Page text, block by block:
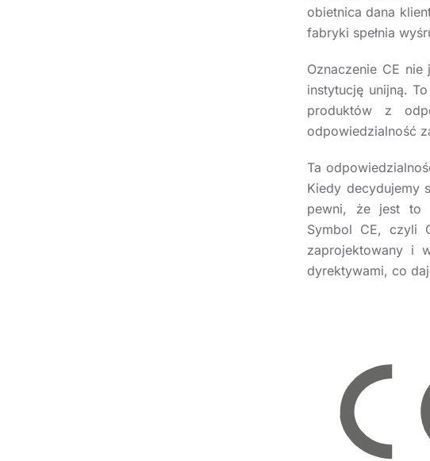
obietnica dana
fabryki spełnia
Oznaczenie CE
instytucję unijną.
produktów z
odpowiedzialność
Ta
Kiedy decydujemy
pewni, że jest to
Symbol CE, czyli
zaprojektowany i
dyrektywami, co